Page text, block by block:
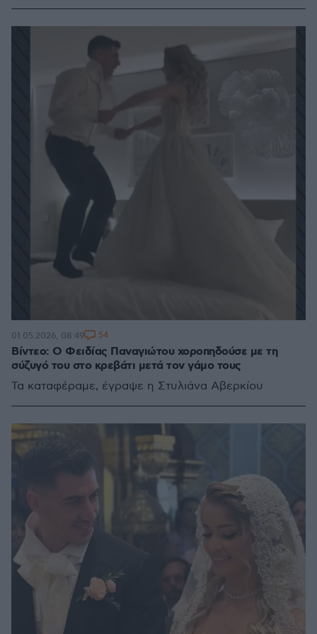
Βίντεο: Ο Φειδίας Παναγιώτου χοροπηδούσε με τη
σύζυγό του στο κρεβάτι μετά τον γάμο τους
Τα καταφέραμε, έγραψε η Στυλιάνα Αβερκίου
01.05.2026, 08:49 54